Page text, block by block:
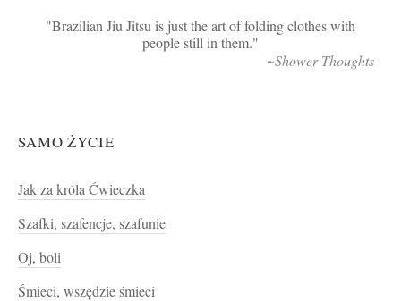
Brazilian Jiu Jitsu is just the art of folding clothes with
people still in them.
~Shower Thoughts
SAMO ŻYCIE
Jak za króla Ćwieczka
Szafki, szafencje, szafunie
Oj, boli
Śmieci, wszędzie śmieci